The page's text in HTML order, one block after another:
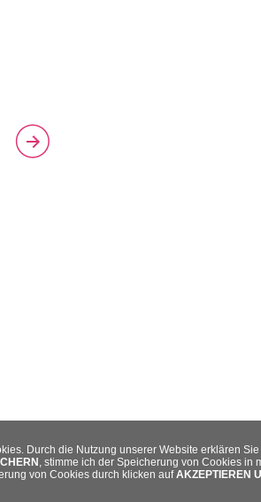
Durch die Nutzung unserer Website erklären
, stimme ich der Speicherung von Cookies
von Cookies durch klicken aufAKZEPTIEREN